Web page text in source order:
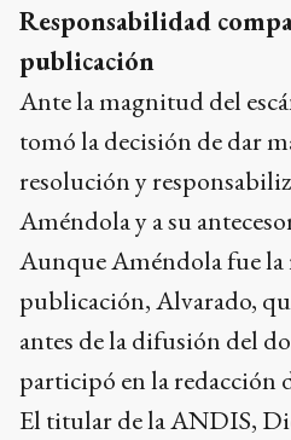
Responsabilidad
publicación
Ante la magnitud del
tomó la decisión de dar
resolución y
Améndola y a su
Aunque Améndola fue la
publicación, Alvarado,
antes de la difusión del
participó en la redacción
El titular de la ANDIS,